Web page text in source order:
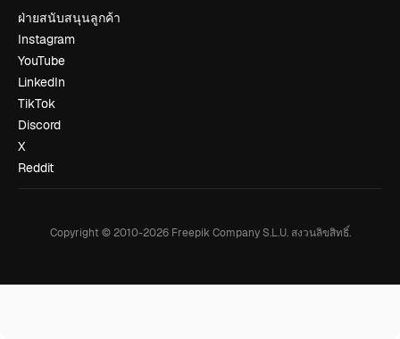
ฝ่ายสนับสนุนลูกค้า
Instagram
YouTube
LinkedIn
TikTok
Discord
X
Reddit
Copyright © 2010-2026Freepik Company S.L.U. สงวนลิขสิทธิ์.